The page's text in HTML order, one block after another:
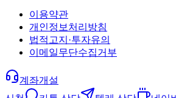
이용약관
개인정보처리방침
법적고지·투자유의
이메일무단수집거부
계좌개설